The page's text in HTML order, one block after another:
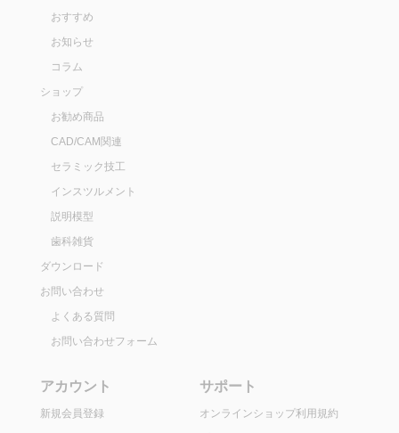
おすすめ
お知らせ
コラム
ショップ
お勧め商品
CAD/CAM関連
セラミック技工
インスツルメント
説明模型
歯科雑貨
ダウンロード
お問い合わせ
よくある質問
お問い合わせフォーム
アカウント
新規会員登録
サポート
オンラインショップ利用規約